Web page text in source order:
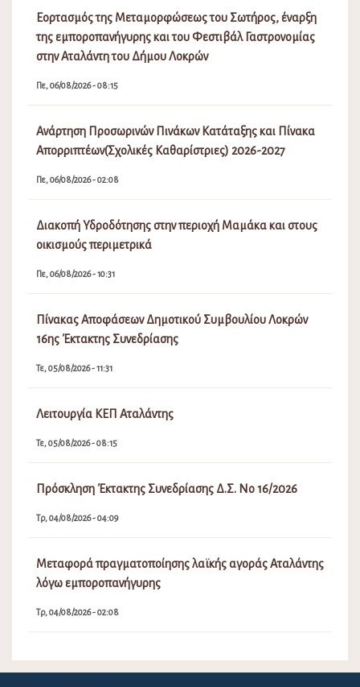
Εορτασμός της Μεταμορφώσεως του Σωτήρος, έναρξη
της εμποροπανήγυρης και του Φεστιβάλ Γαστρονομίας
στην Αταλάντη του Δήμου Λοκρών
Πε, 06/08/2026 - 08:15
Ανάρτηση Προσωρινών Πινάκων Κατάταξης και Πίνακα
Απορριπτέων(Σχολικές Καθαρίστριες) 2026-2027
Πε, 06/08/2026 - 02:08
Διακοπή Υδροδότησης στην περιοχή Μαμάκα και στους
οικισμούς περιμετρικά
Πε, 06/08/2026 - 10:31
Πίνακας Αποφάσεων Δημοτικού Συμβουλίου Λοκρών
16ης Έκτακτης Συνεδρίασης
Τε, 05/08/2026 - 11:31
Λειτουργία ΚΕΠ Αταλάντης
Τε, 05/08/2026 - 08:15
Πρόσκληση Έκτακτης Συνεδρίασης Δ.Σ. Νο 16/2026
Τρ, 04/08/2026 - 04:09
Μεταφορά πραγματοποίησης λαϊκής αγοράς Αταλάντης
λόγω εμποροπανήγυρης
Τρ, 04/08/2026 - 02:08